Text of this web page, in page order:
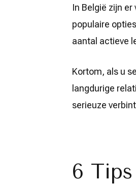
In België zijn
populaire
aantal actieve
Kortom, als u
langdurige
serieuze
6